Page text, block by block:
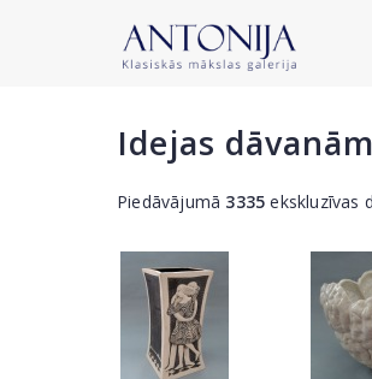
Idejas dāvanām
Piedāvājumā 3335 ekskluzīvas